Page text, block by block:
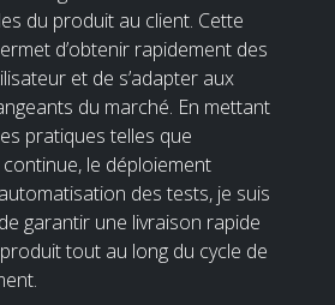
du produit au client. Cette
d’obtenir rapidement des
et de s’adapter aux
du marché. En mettant
pratiques telles que
continue, le déploiement
des tests, je suis
garantir une livraison rapide
tout au long du cycle de